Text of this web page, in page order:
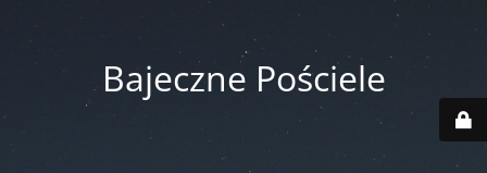
Bajeczne Pościele